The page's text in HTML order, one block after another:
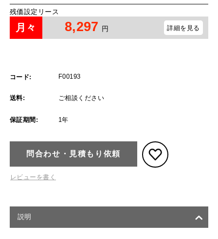
残価設定リース
月々 8,297 円 詳細を見る
コード: F00193
送料: ご相談ください
保証期間: 1年
問合わせ・見積もり依頼
レビューを書く
説明